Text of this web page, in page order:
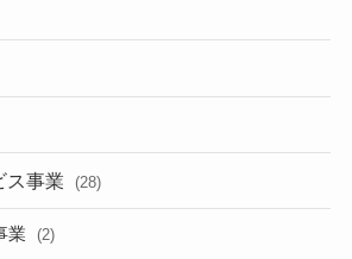
ス事業 (28)
業 (2)